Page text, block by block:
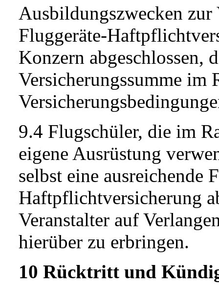
Ausbildungszwecken
Fluggeräte-
Konzern abgeschlossen,
Versicherungssumme im
9.4 Flugschüler, die im
eigene Ausrüstung
selbst eine ausreichende
Haftpflichtversicherung
Veranstalter auf
hierüber zu erbringen.
10 Rücktritt und